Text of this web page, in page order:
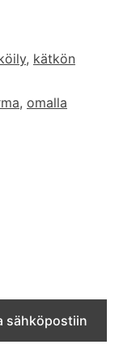
, kätkön
, omalla
Tilaa sähköpostiin